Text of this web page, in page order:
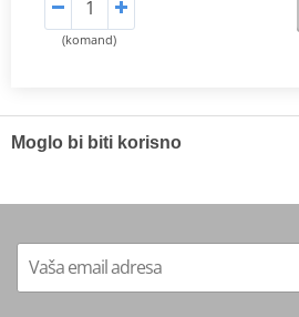
(komand)
Moglo bi biti korisno